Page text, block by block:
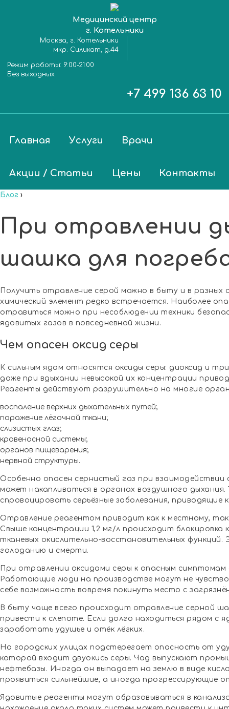
Медицинский центр
г. Котельники
Москва, г. Котельники
мкр. Силикат, д.44
Режим работы: 9:00-21:00
Без выходных
+7 499 136 63 10
Главная Услуги Врачи
Акции / Статьи Цены Контакты
Блог ›
При отравлении
шашка для
Получить отравление серой можно в быту и в
химический элемент редко встречается. Наиболее
отравиться можно при несоблюдении техники
ядовитых газов в повседневной жизни.
Чем опасен оксид серы
К сильным ядам относятся оксиды серы: диоксид и
даже при вдыхании невысокой их концентрации
Реагенты действуют разрушительно на многие
воспаление верхних дыхательных путей;
поражение лёгочной ткани;
слизистых глаз;
кровеносной системы;
органов пищеварения;
нервной структуры.
Особенно опасен сернистый газ при взаимодействии
может накапливаться в органах воздушного дыхания.
спровоцировать серьёзные заболевания, приводящие
Отравление реагентом приводит как к местному,
Свыше концентрации 1,2 мг/л происходит блокировка
тканевых окислительно-восстановительных
голоданию и смерти.
При отравлении оксидами серы к опасным
Работающие люди на производстве могут не
себе возможность вовремя покинуть место с
В быту чаще всего происходит отравление серной
привести к слепоте. Если долго находиться рядом с
заработать удушье и отёк лёгких.
На городских улицах подстерегает опасность от
которой входит двуокись серы. Чад выпускают
нефтебазы. Иногда он выпадает на землю в виде
проявиться сильнейшие, а иногда прогрессирующие
Ядовитые реагенты могут образовываться в